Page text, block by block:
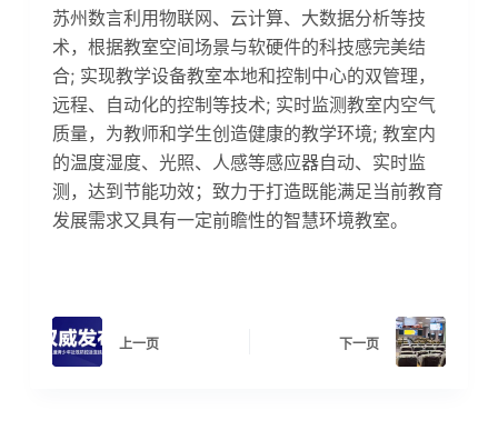
苏州数言利用物联网、云计算、大数据分析等技
术，根据教室空间场景与软硬件的科技感完美结
合; 实现教学设备教室本地和控制中心的双管理，
远程、自动化的控制等技术; 实时监测教室内空气
质量，为教师和学生创造健康的教学环境; 教室内
的温度湿度、光照、人感等感应器自动、实时监
测，达到节能功效；致力于打造既能满足当前教育
发展需求又具有一定前瞻性的智慧环境教室。
上一页 下一页